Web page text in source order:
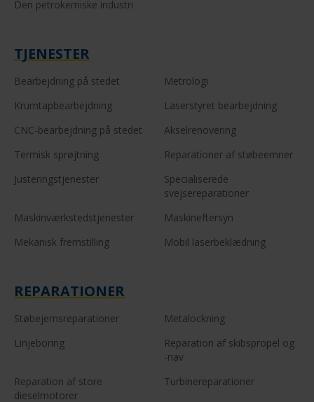
Den petrokemiske industri
TJENESTER
Bearbejdning på stedet
Metrologi
Krumtapbearbejdning
Laserstyret bearbejdning
CNC-bearbejdning på stedet
Akselrenovering
Termisk sprøjtning
Reparationer af støbeemner
Justeringstjenester
Specialiserede
svejsereparationer
Maskinværkstedstjenester
Maskineftersyn
Mekanisk fremstilling
Mobil laserbeklædning
REPARATIONER
Støbejernsreparationer
Metalockning
Linjeboring
Reparation af skibspropel og
-nav
Reparation af store
dieselmotorer
Turbinereparationer